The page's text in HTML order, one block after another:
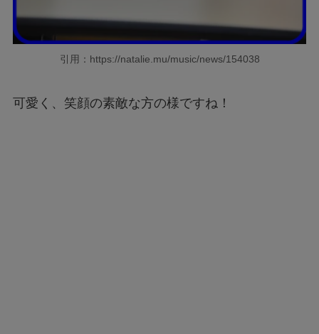
引用：https://natalie.mu/music/news/154038
可愛く、笑顔の素敵な方の様ですね！